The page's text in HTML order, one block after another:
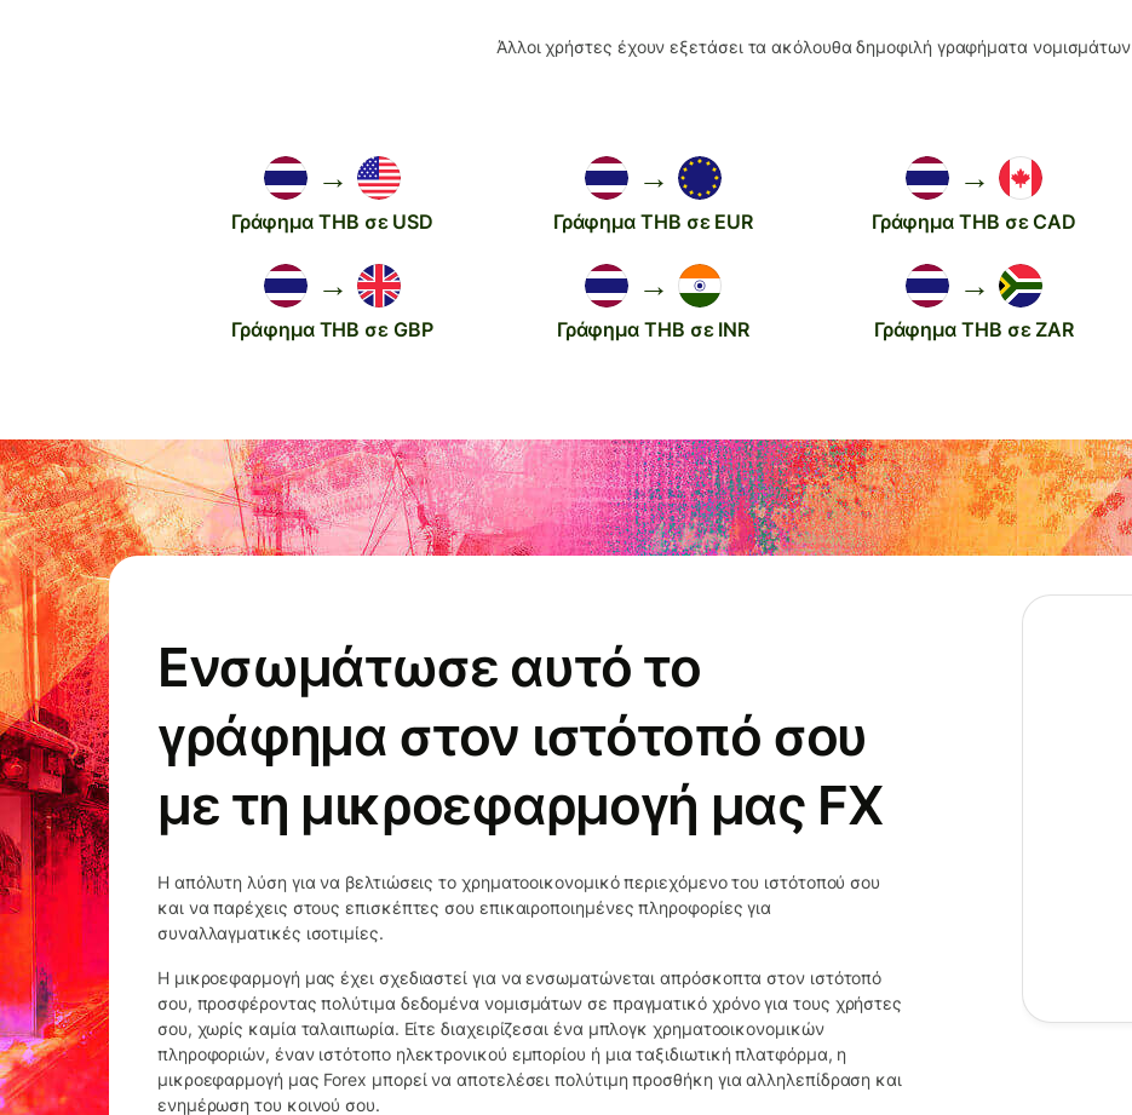
Άλλοι χρήστες έχουν εξετάσει τα ακόλουθα δημοφιλή γραφήματα νομισμάτων
→
Γράφημα THB σε USD
→
Γράφημα THB σε EUR
→
Γράφημα THB σε CAD
→
Γράφημα THB σε GBP
→
Γράφημα THB σε INR
→
Γράφημα THB σε ZAR
Ενσωμάτωσε αυτό το
γράφημα στον ιστότοπό σου
με τη μικροεφαρμογή μας FX
Η απόλυτη λύση για να βελτιώσεις το χρηματοοικονομικό περιεχόμενο του ιστότοπού σου
και να παρέχεις στους επισκέπτες σου επικαιροποιημένες πληροφορίες για
συναλλαγματικές ισοτιμίες.
Η μικροεφαρμογή μας έχει σχεδιαστεί για να ενσωματώνεται απρόσκοπτα στον ιστότοπό
σου, προσφέροντας πολύτιμα δεδομένα νομισμάτων σε πραγματικό χρόνο για τους χρήστες
σου, χωρίς καμία ταλαιπωρία. Είτε διαχειρίζεσαι ένα μπλογκ χρηματοοικονομικών
πληροφοριών, έναν ιστότοπο ηλεκτρονικού εμπορίου ή μια ταξιδιωτική πλατφόρμα, η
μικροεφαρμογή μας Forex μπορεί να αποτελέσει πολύτιμη προσθήκη για αλληλεπίδραση και
ενημέρωση του κοινού σου.